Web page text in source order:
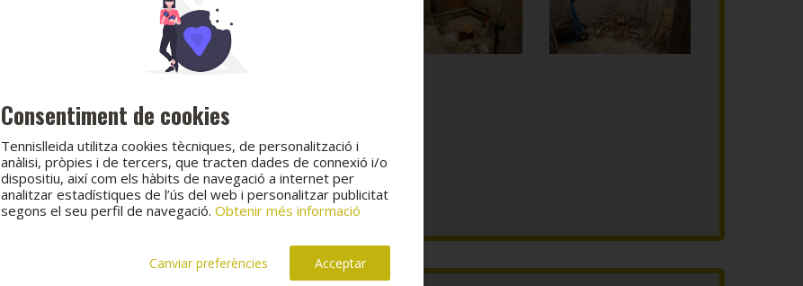
Consentiment de cookies
Tennislleida utilitza cookies tècniques, de personalització i
anàlisi, pròpies i de tercers, que tracten dades de connexió i/o
dispositiu, així com els hàbits de navegació a internet per
analitzar estadístiques de l’ús del web i personalitzar publicitat
segons el seu perfil de navegació. Obtenir més informació
Canviar preferències Acceptar